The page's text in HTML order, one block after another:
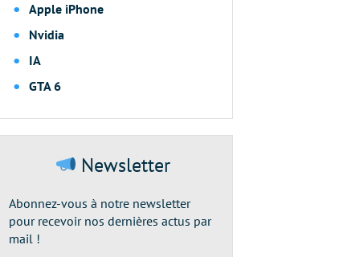
Apple iPhone
Nvidia
IA
GTA 6
Newsletter
Abonnez-vous à notre newsletter
pour recevoir nos dernières actus par
mail !